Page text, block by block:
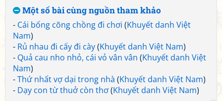
Một số bài cùng nguồn tham khảo
- Cái bống cõng chồng đi chơi (Khuyết danh Việt
Nam)
- Rủ nhau đi cấy đi cày(Khuyết danh Việt Nam)
- Quả cau nho nhỏ, cái vỏ vân vân (Khuyết danh Việt
Nam)
-Thứ nhất vợ dại trong nhà (Khuyết danh Việt Nam)
- Dạy con từ thuở còn thơ(Khuyết danh Việt Nam)